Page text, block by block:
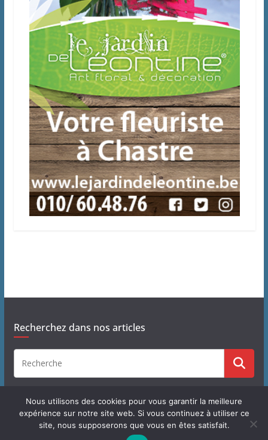
Recherchez dans nos articles
Copyright © 2026 J'habite à Chastre
Nous utilisons des cookies pour vous garantir la meilleure
expérience sur notre site web. Si vous continuez à utiliser ce
site, nous supposerons que vous en êtes satisfait.